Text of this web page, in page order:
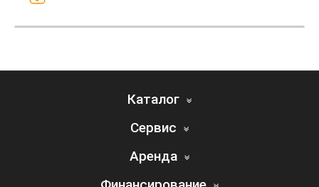
Каталог
Сервис
Аренда